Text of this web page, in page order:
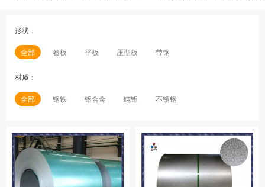
形状：
全部 卷板 平板 压型板 带钢
材质：
全部 钢铁 铝合金 纯铝 不锈钢